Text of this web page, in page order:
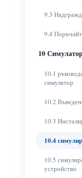
9.3
9.4
10
10.1
симулатор
10.2
10.3
10.4
10.5
устройство